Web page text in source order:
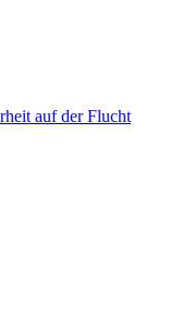
auf der Flucht